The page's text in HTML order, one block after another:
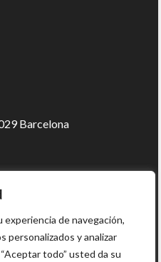
experiencia de navegación,
personalizados y analizar
todo” usted da su
Barcelona